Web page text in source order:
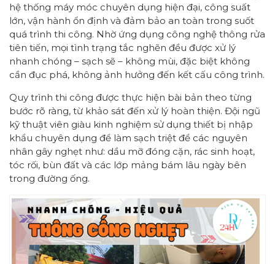
hệ thống máy móc chuyên dụng hiện đại, công suất
lớn, vận hành ổn định và đảm bảo an toàn trong suốt
quá trình thi công. Nhờ ứng dụng công nghệ thông rửa
tiên tiến, mọi tình trạng tắc nghẽn đều được xử lý
nhanh chóng – sạch sẽ – không mùi, đặc biệt không
cần đục phá, không ảnh hưởng đến kết cấu công trình.
Quy trình thi công được thực hiện bài bản theo từng
bước rõ ràng, từ khảo sát đến xử lý hoàn thiện. Đội ngũ
kỹ thuật viên giàu kinh nghiệm sử dụng thiết bị nhập
khẩu chuyên dụng để làm sạch triệt để các nguyên
nhân gây nghẹt như: dầu mỡ đóng cặn, rác sinh hoạt,
tóc rối, bùn đất và các lớp mảng bám lâu ngày bên
trong đường ống.